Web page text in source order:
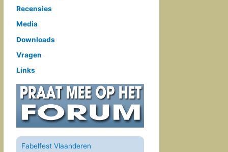
Recensies
Media
Downloads
Vragen
Links
Fabelfest Vlaanderen